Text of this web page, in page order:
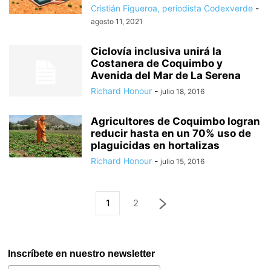
Cristián Figueroa, periodista Codexverde -
agosto 11, 2021
Ciclovía inclusiva unirá la
Costanera de Coquimbo y
Avenida del Mar de La Serena
Richard Honour - julio 18, 2016
Agricultores de Coquimbo logran
reducir hasta en un 70% uso de
plaguicidas en hortalizas
Richard Honour - julio 15, 2016
1 2
Inscríbete en nuestro newsletter